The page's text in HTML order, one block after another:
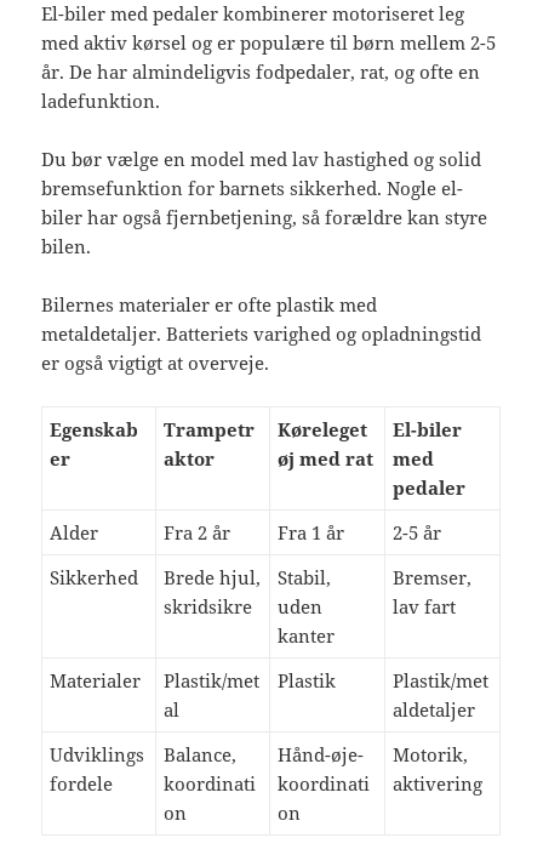
El-biler med pedaler kombinerer motoriseret leg
med aktiv kørsel og er populære til børn mellem 2-5
år. De har almindeligvis fodpedaler, rat, og ofte en
ladefunktion.
Du bør vælge en model med lav hastighed og solid
bremsefunktion for barnets sikkerhed. Nogle el-
biler har også fjernbetjening, så forældre kan styre
bilen.
Bilernes materialer er ofte plastik med
metaldetaljer. Batteriets varighed og opladningstid
er også vigtigt at overveje.
Egenskab
er
Trampetr
aktor
Køreleget
øj med rat
El-biler
med
pedaler
Alder
Fra 2 år Fra 1 år
2-5 år
Sikkerhed
Brede hjul,
skridsikre
Stabil,
uden
kanter
Bremser,
lav fart
Materialer
Plastik/met
al
Plastik
Plastik/met
aldetaljer
Udviklings
fordele
Balance,
koordinati
on
Hånd-øje-
koordinati
on
Motorik,
aktivering